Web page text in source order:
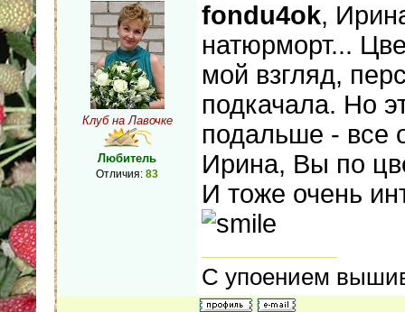
Клуб на Лавочке
Любитель
Отличия: 83
fondu4ok,
натюрморт...
мой взгляд,
подкачала. Но
подальше - все
Ирина, Вы по
И тоже очень
С упоением